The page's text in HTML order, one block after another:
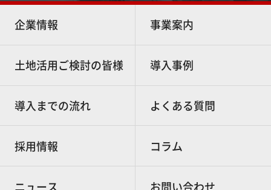
企業情報 事業案内
土地活用ご検討の皆様 導入事例
導入までの流れ よくある質問
採用情報 コラム
ニュース お問い合わせ